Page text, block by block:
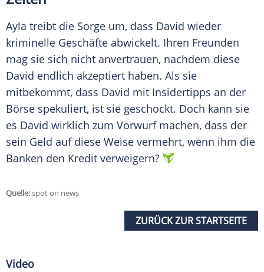
Ayla treibt die Sorge um, dass David wieder
kriminelle Geschäfte abwickelt. Ihren Freunden
mag sie sich nicht anvertrauen, nachdem diese
David endlich akzeptiert haben. Als sie
mitbekommt, dass David mit Insidertipps an der
Börse spekuliert, ist sie geschockt. Doch kann sie
es David wirklich zum Vorwurf machen, dass der
sein Geld auf diese Weise vermehrt, wenn ihm die
Banken den Kredit verweigern?
Quelle:spot on news
ZURÜCK ZUR STARTSEITE
Video